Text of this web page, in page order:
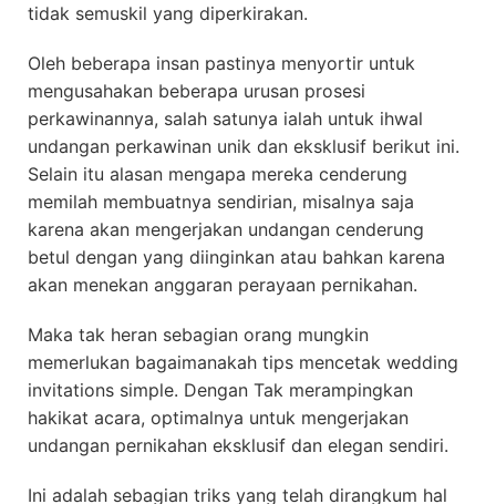
tidak semuskil yang diperkirakan.
Oleh beberapa insan pastinya menyortir untuk
mengusahakan beberapa urusan prosesi
perkawinannya, salah satunya ialah untuk ihwal
undangan perkawinan unik dan eksklusif berikut ini.
Selain itu alasan mengapa mereka cenderung
memilah membuatnya sendirian, misalnya saja
karena akan mengerjakan undangan cenderung
betul dengan yang diinginkan atau bahkan karena
akan menekan anggaran perayaan pernikahan.
Maka tak heran sebagian orang mungkin
memerlukan bagaimanakah tips mencetak wedding
invitations simple. Dengan Tak merampingkan
hakikat acara, optimalnya untuk mengerjakan
undangan pernikahan eksklusif dan elegan sendiri.
Ini adalah sebagian triks yang telah dirangkum hal